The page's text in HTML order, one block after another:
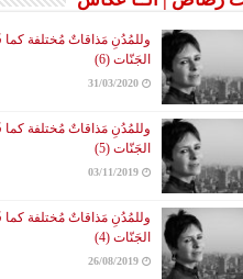
وللمُدُنِ مَذاقاتٌ مُختلفة كما
الجَنّات (6)
31/03/2020
وللمُدُنِ مَذاقاتٌ مُختلفة كما
الجَنّات (5)
03/11/2019
وللمُدُنِ مَذاقاتٌ مُختلفة كما
الجَنّات (4)
26/08/2019